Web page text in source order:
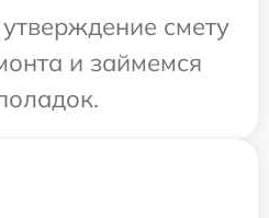
смету
и займемся